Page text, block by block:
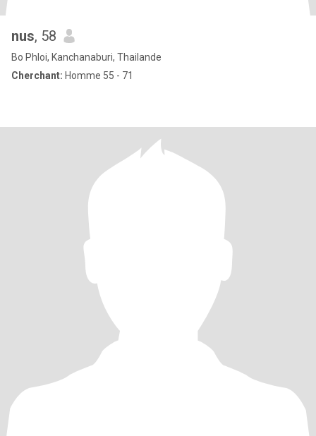
nus, 58
Bo Phloi, Kanchanaburi, Thailande
Cherchant: Homme 55 - 71